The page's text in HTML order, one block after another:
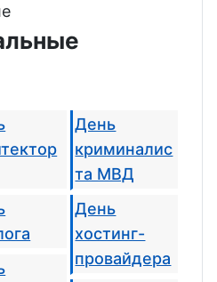
День
криминалис
та МВД
День
хостинг-
провайдера